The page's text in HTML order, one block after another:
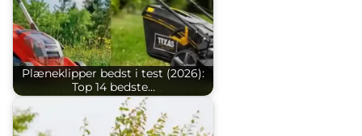
Plæneklipper bedst i test (2026):
Top 14 bedste…